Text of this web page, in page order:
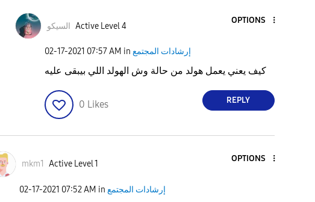
السيكو Active Level 4
OPTIONS
‎02-17-2021 07:57 AM in إرشادات المجتمع
كيف يعني يعمل هولد من حالة وش الهولد اللي بيبقى عليه
0 Likes REPLY
mkm1 Active Level 1
OPTIONS
‎02-17-2021 07:52 AM in إرشادات المجتمع